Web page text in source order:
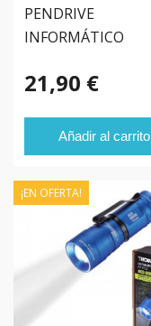
PENDRIVE
INFORMÁTICO
21,90 €
Añadir al carrito
¡EN OFERTA!